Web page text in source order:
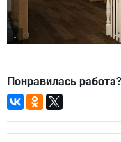
Понравилась